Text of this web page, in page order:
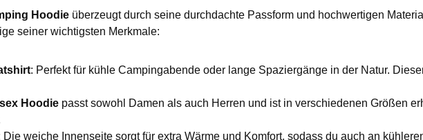
Hoodie überzeugt durch seine durchdachte Passform und hochwertigen
seiner wichtigsten Merkmale:
: Perfekt für kühle Campingabende oder lange Spaziergänge in der Natur.
Hoodie passt sowohl Damen als auch Herren und ist in verschiedenen Größen
Die weiche Innenseite sorgt für extra Wärme und Komfort, sodass du auch an